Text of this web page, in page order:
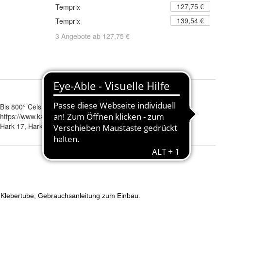
Temprix
127,75 €
Temprix
139,54 €
3 Angebote ab 127,75 €
Bis 800° Celsius
https://www.kaminglas.eu/
gebogen Ofentyp:
Hark 17, Hark 17 inkl.Dichtset 10x2x4mm 3 m Flachdichtung, Hark 29, Hark 29